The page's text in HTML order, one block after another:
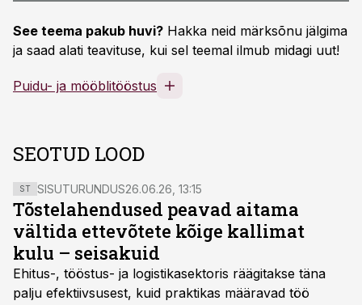
See teema pakub huvi? Hakka neid märksõnu jälgima
ja saad alati teavituse, kui sel teemal ilmub midagi uut!
Puidu- ja mööblitööstus
SEOTUD LOOD
ST SISUTURUNDUS26.06.26, 13:15
Tõstelahendused peavad aitama
vältida ettevõtete kõige kallimat
kulu – seisakuid
Ehitus-, tööstus- ja logistikasektoris räägitakse täna
palju efektiivsusest, kuid praktikas määravad töö